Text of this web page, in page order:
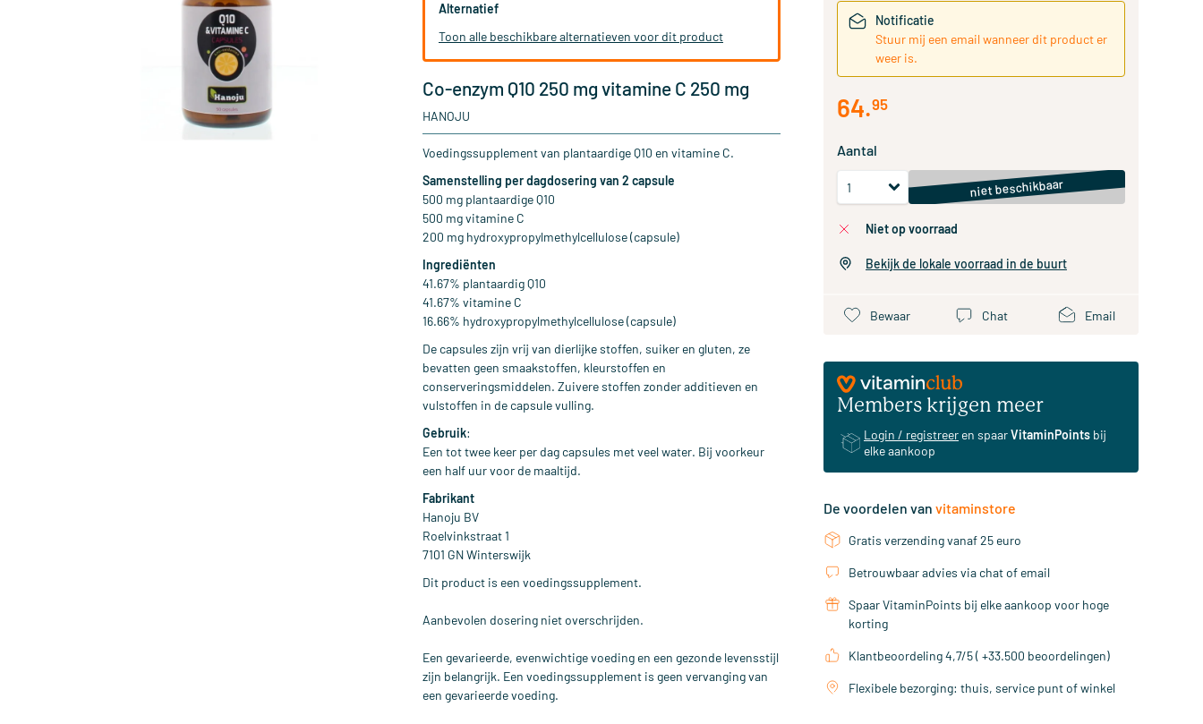
Alternatief
Toon alle beschikbare alternatieven voor dit product
Co-enzym Q10 250 mg vitamine C 250 mg
HANOJU
Voedingssupplement van plantaardige Q10 en vitamine C.
Samenstelling per dagdosering van 2 capsule
500 mg plantaardige Q10
500 mg vitamine C
200 mg hydroxypropylmethylcellulose (capsule)
Ingrediënten
41.67% plantaardig Q10
41.67% vitamine C
16.66% hydroxypropylmethylcellulose (capsule)
De capsules zijn vrij van dierlijke stoffen, suiker en gluten, ze
bevatten geen smaakstoffen, kleurstoffen en
conserveringsmiddelen. Zuivere stoffen zonder additieven en
vulstoffen in de capsule vulling.
Gebruik:
Een tot twee keer per dag capsules met veel water. Bij voorkeur
een half uur voor de maaltijd.
Fabrikant
Hanoju BV
Roelvinkstraat 1
7101 GN Winterswijk
Dit product is een voedingssupplement.
Aanbevolen dosering niet overschrijden.
Een gevarieerde, evenwichtige voeding en een gezonde levensstijl
zijn belangrijk. Een voedingssupplement is geen vervanging van
een gevarieerde voeding.
Notificatie
Stuur mij een email wanneer dit product er
weer is.
64.95
Aantal
niet beschikbaar
niet op voorraad
Bekijk de lokale voorraad in de buurt
Bewaar Chat Email
Members krijgen meer
Login / registreer en spaarVitaminPoints bij
elke aankoop
De voordelen van vitaminstore
Gratis verzending vanaf 25 euro
Betrouwbaar advies via chat of email
Spaar VitaminPoints bij elke aankoop voor hoge
korting
Klantbeoordeling 4,7/5 ( +33.500 beoordelingen)
Flexibele bezorging: thuis, service punt of winkel